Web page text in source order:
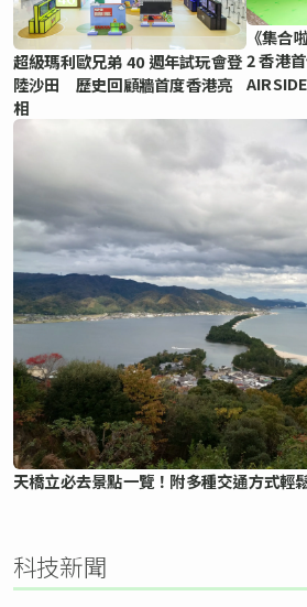
超級瑪利歐兄弟 40 週年試玩會登
陸沙田 歷史回顧牆首度香港亮
相
《集合
2 香港
天橋立必去景點一覽！附多種交通方式輕
科技新聞